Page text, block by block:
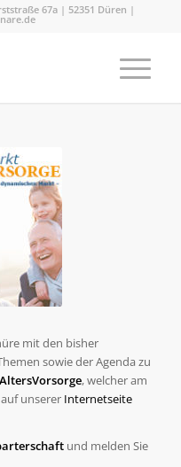
67a | 52351 Düren |
mit den bisher
sowie der Agenda zu
, welcher am
unserer Internetseite
und melden Sie